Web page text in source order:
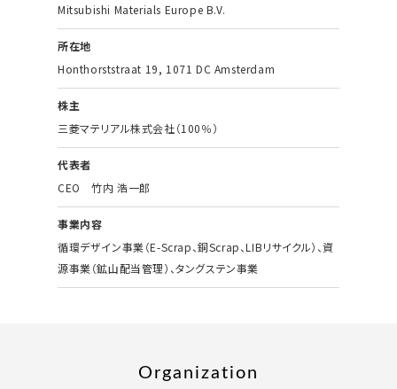
Mitsubishi Materials Europe B.V.
所在地
Honthorststraat 19, 1071 DC Amsterdam
株主
三菱マテリアル株式会社（100％）
代表者
CEO 竹内 浩一郎
事業内容
循環デザイン事業（E-Scrap、銅Scrap、LIBリサイクル）、資
源事業（鉱山配当管理）、タングステン事業
Organization